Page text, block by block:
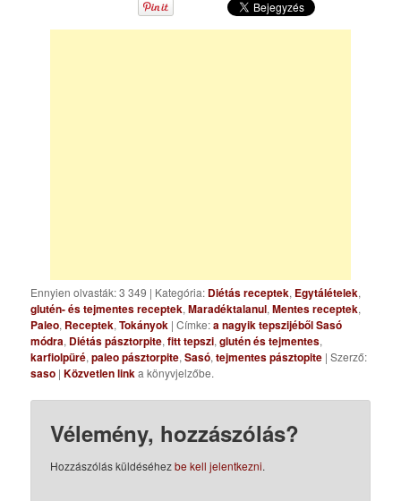
Ennyien olvasták: 3 349 | Kategória: Diétás receptek, Egytálételek,
glutén- és tejmentes receptek,Maradéktalanul,Mentes receptek,
Paleo, Receptek,Tokányok | Címke:a nagyik tepszijéből Sasó
módra, Diétás pásztorpite,fitt tepszi,glutén és tejmentes,
karfiolpüré,paleo pásztorpite,Sasó,tejmentes pásztopite | Szerző:
saso |Közvetlen linka könyvjelzőbe.
Vélemény, hozzászólás?
Hozzászólás küldéséhezbe kell jelentkezni.